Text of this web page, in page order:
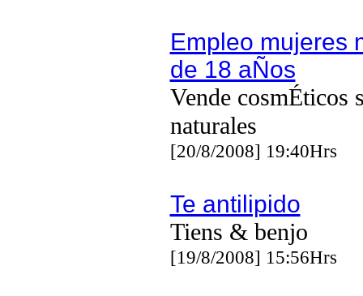
Empleo mujeres
de 18 aÑos
Vende cosmÉticos
naturales
[20/8/2008] 19:40Hrs
Te antilipido
Tiens & benjo
[19/8/2008] 15:56Hrs